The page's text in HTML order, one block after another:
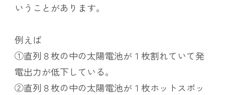
いうことがあります。
例えば
①直列８枚の中の太陽電池が１枚割れていて発
電出力が低下している。
②直列８枚の中の太陽電池が１枚ホットスポッ